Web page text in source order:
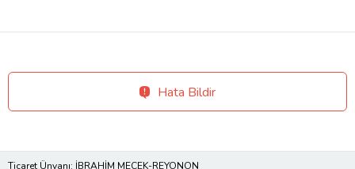
Hata Bildir
Ticaret Ünvanı: İBRAHİM MECEK-REYONON